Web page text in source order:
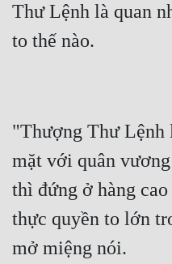
Thư Lệnh là quan
"Thượng Thư Lệnh
mặt với quân
thì đứng ở hàng
thực quyền to lớn